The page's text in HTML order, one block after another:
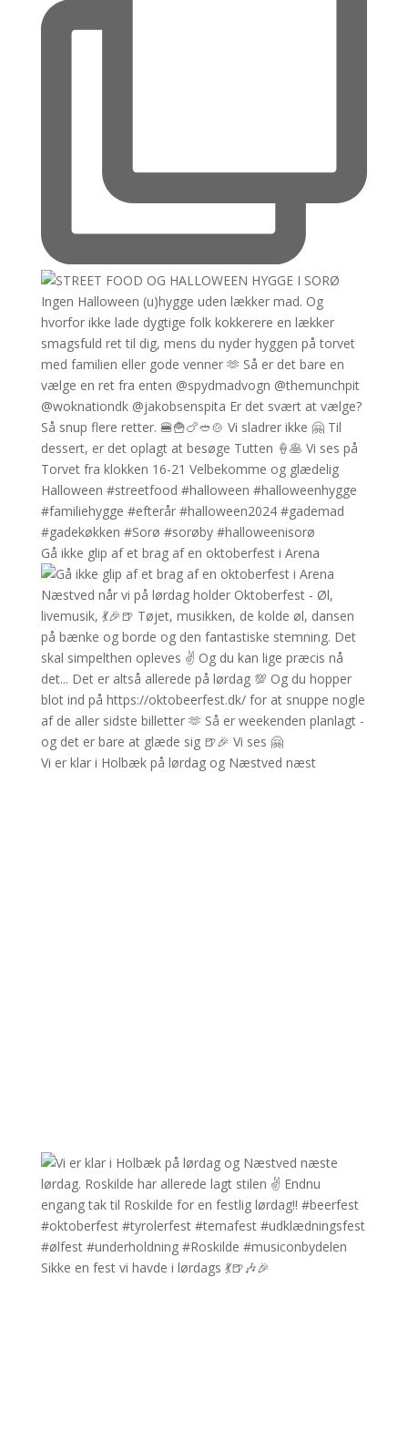
Gå ikke glip af et brag af en oktoberfest i Arena
Vi er klar i Holbæk på lørdag og Næstved næst
Sikke en fest vi havde i lørdags 💃🍺🎶🎉